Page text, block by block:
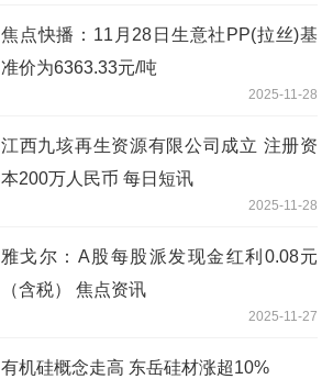
焦点快播：11月28日生意社PP(拉丝)基
准价为6363.33元/吨
2025-11-28
江西九垓再生资源有限公司成立 注册资
本200万人民币 每日短讯
2025-11-28
雅戈尔：A股每股派发现金红利0.08元
（含税） 焦点资讯
2025-11-27
有机硅概念走高 东岳硅材涨超10%